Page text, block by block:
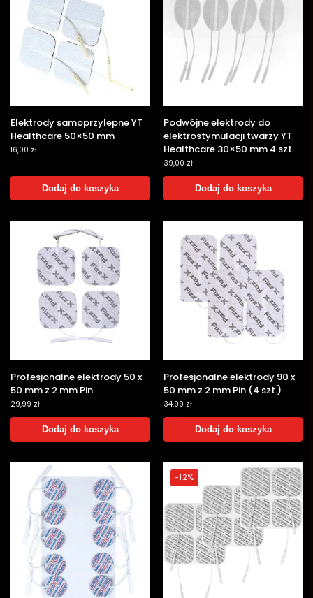
Elektrody samoprzylepne YT
Healthcare 50×50 mm
16,00 zł
Dodaj do koszyka
Podwójne elektrody do
elektrostymulacji twarzy YT
Healthcare 30×50 mm 4 szt
39,00 zł
Dodaj do koszyka
‎Profesjonalne elektrody 50 x
50 mm z 2 mm Pin
29,99 zł
Dodaj do koszyka
‎Profesjonalne elektrody 90 x
50 mm z 2 mm Pin (4 szt.)
34,99 zł
Dodaj do koszyka
-12%